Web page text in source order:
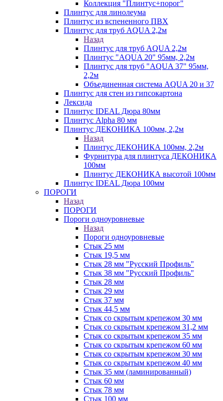
Коллекция "Плинтус+порог"
Плинтус для линолеума
Плинтус из вспененного ПВХ
Плинтус для труб AQUA 2,2м
Назад
Плинтус для труб AQUA 2,2м
Плинтус "AQUA 20" 95мм, 2,2м
Плинтус для труб "AQUA 37" 95мм,
2,2м
Объединенная система AQUA 20 и 37
Плинтус для стен из гипсокартона
Лексида
Плинтус IDEAL Дюра 80мм
Плинтус Alpha 80 мм
Плинтус ДЕКОНИКА 100мм, 2,2м
Назад
Плинтус ДЕКОНИКА 100мм, 2,2м
Фурнитура для плинтуса ДЕКОНИКА
100мм
Плинтус ДЕКОНИКА высотой 100мм
Плинтус IDEAL Дюра 100мм
ПОРОГИ
Назад
ПОРОГИ
Пороги одноуровневые
Назад
Пороги одноуровневые
Стык 25 мм
Стык 19,5 мм
Стык 28 мм "Русский Профиль"
Стык 38 мм "Русский Профиль"
Стык 28 мм
Стык 29 мм
Стык 37 мм
Стык 44,5 мм
Стык со скрытым крепежом 30 мм
Стык со скрытым крепежом 31,2 мм
Стык со скрытым крепежом 35 мм
Стык со скрытым крепежом 60 мм
Стык со скрытым крепежом 30 мм
Стык со скрытым крепежом 40 мм
Стык 35 мм (ламинированный)
Стык 60 мм
Стык 78 мм
Стык 100 мм